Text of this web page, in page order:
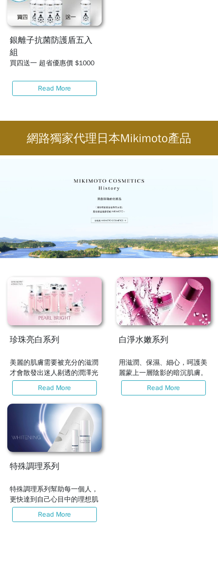
銀離子抗菌防護盾五入
組
買四送一 超省優惠價 $1000
Read More
網路獨家代理日本Mikimoto產品
珍珠亮白系列
美麗的肌膚需要被充分的滋潤
才會散發出迷人剔透的潤澤光
芒。
Read More
白淨水嫩系列
用滋潤、保濕、細心，呵護美
麗蒙上一層陰影的暗沉肌膚。
Read More
特殊調理系列
特殊調理系列幫助每一個人，
更快達到自己心目中的理想肌
膚。
Read More